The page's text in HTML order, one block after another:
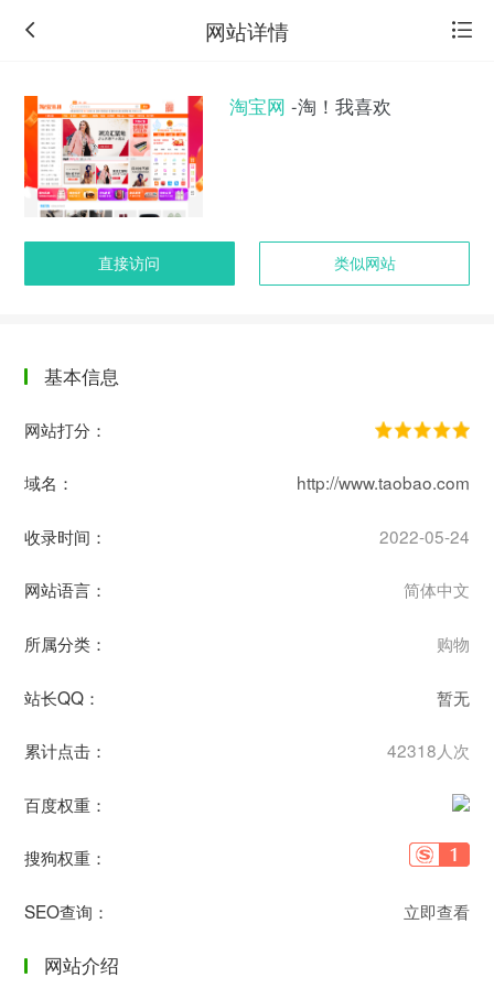
网站详情
淘宝网 -淘！我喜欢
直接访问 类似网站
基本信息
网站打分：
域名： http://www.taobao.com
收录时间： 2022-05-24
网站语言： 简体中文
所属分类： 购物
站长QQ： 暂无
累计点击： 42318人次
百度权重：
搜狗权重：
SEO查询： 立即查看
网站介绍